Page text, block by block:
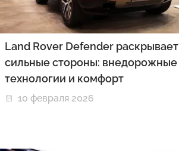
Land Rover Defender раскрывает
сильные стороны: внедорожные
технологии и комфорт
10 февраля 2026